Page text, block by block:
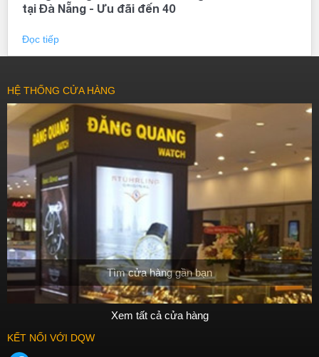
lượng.tại Đà Nẵng - Ưu đãi đến 40
Đọc tiếp
HỆ THỐNG CỬA HÀNG
Tìm cửa hàng gần bạn
Xem tất cả cửa hàng
KẾT NỐI VỚI DQW